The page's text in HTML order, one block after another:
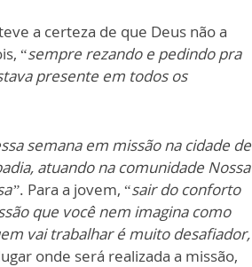
a certeza de que Deus não a
“sempre rezando e pedindo pra
presente em todos os
semana em missão na cidade de
atuando na comunidade Nossa
. Para a jovem, “sair do conforto
que você nem imagina como
vai trabalhar é muito desafiador,
onde será realizada a missão,